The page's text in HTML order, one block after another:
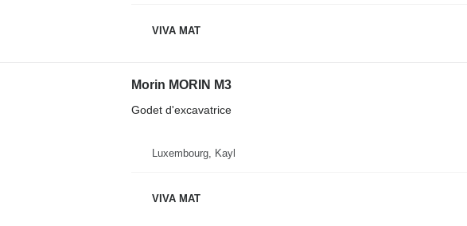
VIVA MAT
Morin MORIN M3
Godet d'excavatrice
Luxembourg, Kayl
VIVA MAT